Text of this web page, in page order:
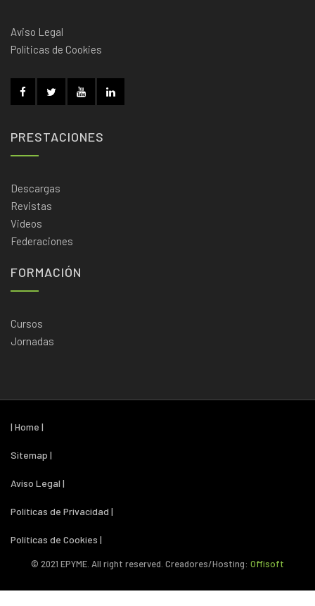
Aviso Legal
Políticas de Cookies
PRESTACIONES
Descargas
Revistas
Videos
Federaciones
FORMACIÓN
Cursos
Jornadas
| Home |
Sitemap |
Aviso Legal |
Políticas de Privacidad |
Políticas de Cookies |
© 2021 EPYME. All right reserved. Creadores/Hosting: Offisoft